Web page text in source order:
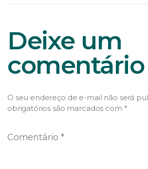
Deixe um
comentário
O seu endereço de e-mail não será
obrigatórios são marcados com *